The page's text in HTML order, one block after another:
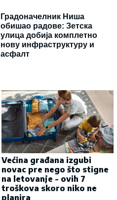
Градоначелник Ниша
обишао радове: Зетска
улица добија комплетно
нову инфраструктуру и
асфалт
Većina građana izgubi
novac pre nego što stigne
na letovanje - ovih 7
troškova skoro niko ne
planira